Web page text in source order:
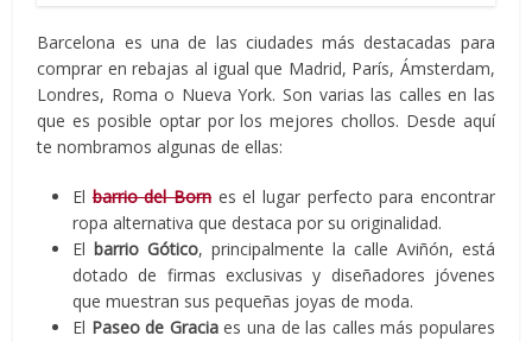
Barcelona es una de las ciudades más destacadas para
comprar en rebajas al igual que Madrid, París, Ámsterdam,
Londres, Roma o Nueva York. Son varias las calles en las
que es posible optar por los mejores chollos. Desde aquí
te nombramos algunas de ellas:
Elbarrio del Born es el lugar perfecto para encontrar
ropa alternativa que destaca por su originalidad.
El barrio Gótico, principalmente la calle Aviñón, está
dotado de firmas exclusivas y diseñadores jóvenes
que muestran sus pequeñas joyas de moda.
El Paseo de Graciaes una de las calles más populares